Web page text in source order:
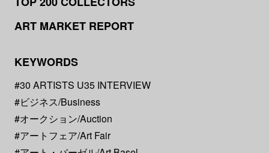
ART MARKET REPORT
KEYWORDS
#30 ARTISTS U35 INTERVIEW
#ビジネス/Business
#オークション/Auction
#アートフェア/Art Fair